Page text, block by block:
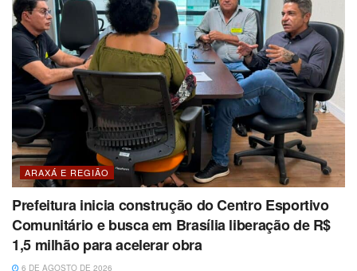
ARAXÁ E REGIÃO
Prefeitura inicia construção do Centro Esportivo
Comunitário e busca em Brasília liberação de R$
1,5 milhão para acelerar obra
6 DE AGOSTO DE 2026